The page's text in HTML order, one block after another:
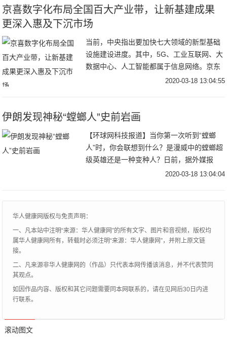
京喜数字化布局全国百大产业带，让新基建成果
更深入惠及下沉市场
当前，中央指出要加快七大领域的新型基础
设施建设进度。其中，5G、工业互联网、大
数据中心、人工智能都属于信息网络。京东
集团将更加积极地开放资源、加大投入，全
2020-03-18 13:04:55
伊朗发现神秘“螳螂人”史前岩画
【环球网科技报道】当你第一次听到“螳螂
人”时，你会联想到什么？是漫威中的螳螂超
级英雄还是一种变种人？日前，据外媒报
道，在伊朗中部发现了一幅不同寻常的史前
2020-03-18 13:04:04
华人健康网版权与免责声明：
一、凡本站中注明“来源：华人健康网”的所有文字、图片和音视频，版权均
属华人健康网所有，转载时必须注明“来源：华人健康网”，并附上原文链
接。
二、凡来源非华人健康网的（作品）只代表本网传播该消息，并不代表赞同
其观点。
如因作品内容、版权和其它问题需要同本网联系的，请在见网后30日内进
行联系。
滚动图文